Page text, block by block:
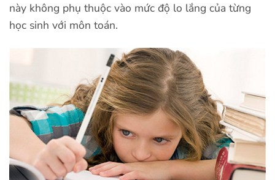
này không phụ thuộc vào mức độ lo lắng của từng
học sinh với môn toán.